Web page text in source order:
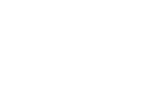
selepas dipercayai terkena renjatan
Udara (PGU) Polis Diraja
serta ahli keluarga ke Ching Chuan
pada 7.30 pagi esok sebelum
Park di Jalan Kemuyang.
Koperal Mohamad Nur Hafiz Ibrahim,